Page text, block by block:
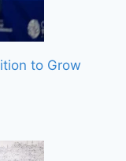
to Grow